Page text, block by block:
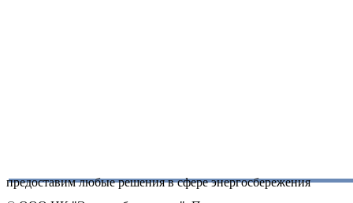
предоставим любые решения в сфере энергосбережения